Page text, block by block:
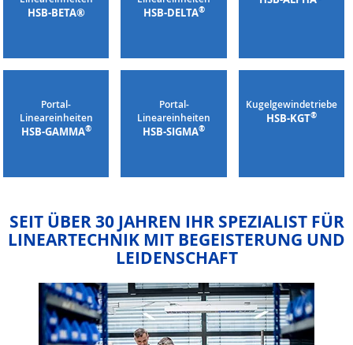
HSB-BETA® HSB-DELTA®
Portal-
Lineareinheiten
HSB-GAMMA®
Portal-
Lineareinheiten
HSB-SIGMA®
Kugelgewindetriebe
HSB-KGT®
SEIT ÜBER 30 JAHREN IHR SPEZIALIST FÜR
LINEARTECHNIK MIT BEGEISTERUNG UND
LEIDENSCHAFT